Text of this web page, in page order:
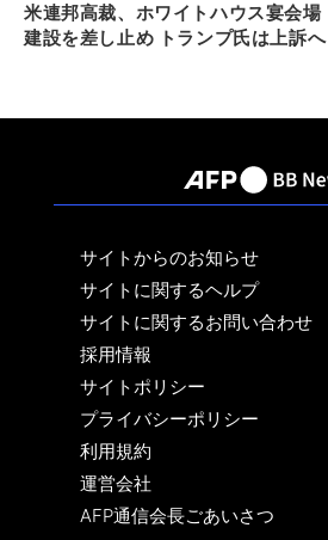
米連邦高裁、ホワイトハウス宴会場
建設を差し止め トランプ氏は上訴へ
サイトからのお知らせ
サイトに関するヘルプ
サイトに関するお問い合わせ
採用情報
サイトポリシー
プライバシーポリシー
利用規約
運営会社
AFP通信会長ごあいさつ